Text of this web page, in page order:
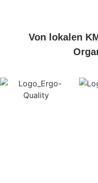
Von lokalen